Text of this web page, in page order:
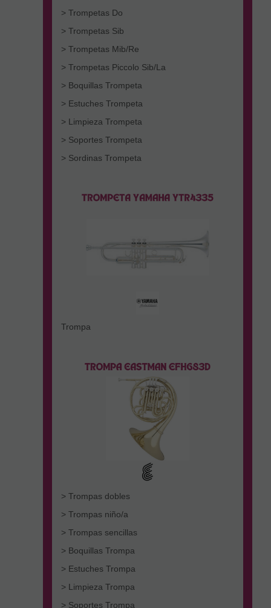
> Trompetas Do
> Trompetas Sib
> Trompetas Mib/Re
> Trompetas Piccolo Sib/La
> Boquillas Trompeta
> Estuches Trompeta
> Limpieza Trompeta
> Soportes Trompeta
> Sordinas Trompeta
Trompa
> Trompas dobles
> Trompas niño/a
> Trompas sencillas
> Boquillas Trompa
> Estuches Trompa
> Limpieza Trompa
> Soportes Trompa